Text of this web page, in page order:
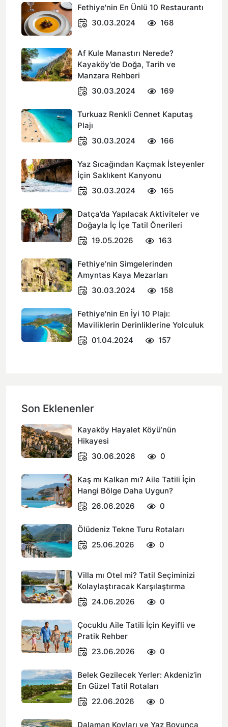
Fethiye'nin En Ünlü 10 Restaurantı
30.03.2024
168
Af Kule Manastırı Nerede?
Kayaköy’de Doğa, Tarih ve
Manzara Rehberi
30.03.2024
169
Turkuaz Renkli Cennet Kaputaş
Plajı
30.03.2024
166
Yaz Sıcağından Kaçmak İsteyenler
İçin Saklıkent Kanyonu
30.03.2024
165
Datça’da Yapılacak Aktiviteler ve
Doğayla İç İçe Tatil Önerileri
19.05.2026
163
Fethiye’nin Simgelerinden
Amyntas Kaya Mezarları
30.03.2024
158
Fethiye'nin En İyi 10 Plajı:
Maviliklerin Derinliklerine Yolculuk
01.04.2024
157
Son Eklenenler
Kayaköy Hayalet Köyü’nün
Hikayesi
30.06.2026
0
Kaş mı Kalkan mı? Aile Tatili İçin
Hangi Bölge Daha Uygun?
26.06.2026
0
Ölüdeniz Tekne Turu Rotaları
25.06.2026
0
Villa mı Otel mi? Tatil Seçiminizi
Kolaylaştıracak Karşılaştırma
24.06.2026
0
Çocuklu Aile Tatili İçin Keyifli ve
Pratik Rehber
23.06.2026
0
Belek Gezilecek Yerler: Akdeniz’in
En Güzel Tatil Rotaları
22.06.2026
0
Dalaman Koyları ve Yaz Boyunca